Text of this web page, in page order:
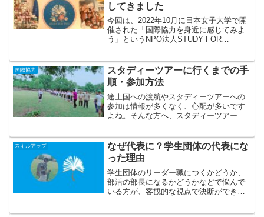
してきました
今回は、2022年10月に日本女子大学で開
催された「国際協力を身近に感じてみよ
う」というNPO法人STUDY FOR
話をしようと思います。2年前のことです
が、ブロ...
国際協力
スタディーツアーに行くまでの手
順・参加方法
途上国への渡航やスタディーツアーへの
参加は情報が多くなく、心配が多いです
よね。そんな方へ、スタディーツアーの
ます。
スキルアップ
なぜ代表に？学生団体の代表にな
った理由
学生団体のリーダー職につくかどうか、
部活の部長になるかどうかなどで悩んで
いる方が、客観的な視点で決断ができる